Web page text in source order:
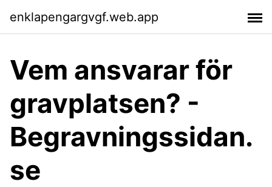
enklapengargvgf.web.app
Vem ansvarar för
gravplatsen? -
Begravningssidan.
se